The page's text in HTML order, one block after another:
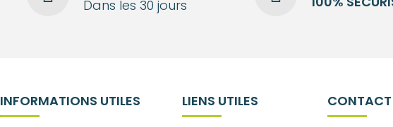
Dans les 30 jours
INFORMATIONS UTILES LIENS UTILES CONTACT